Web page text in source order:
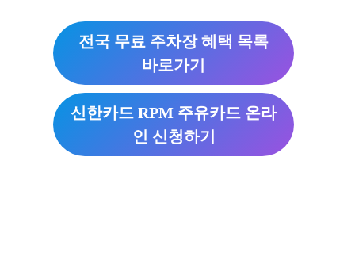
전국 무료 주차장 혜택 목록
바로가기
신한카드 RPM 주유카드 온라
인 신청하기